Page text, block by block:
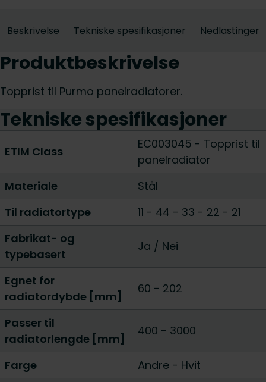
Beskrivelse Tekniske spesifikasjoner Nedlastinger
Produktbeskrivelse
Topprist til Purmo panelradiatorer.
Tekniske spesifikasjoner
ETIM Class
EC003045 - Topprist til
panelradiator
Materiale
Stål
Til radiatortype
11 - 44 - 33 - 22 - 21
Fabrikat- og
typebasert
Ja / Nei
Egnet for
radiatordybde [mm]
60 - 202
Passer til
radiatorlengde [mm]
400 - 3000
Farge Andre - Hvit